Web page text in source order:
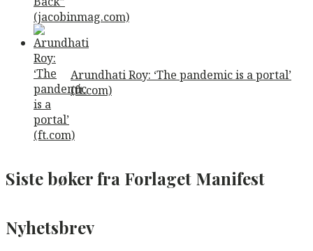
Arundhati Roy: ‘The pandemic is a portal’
(ft.com)
Siste bøker fra Forlaget Manifest
Nyhetsbrev